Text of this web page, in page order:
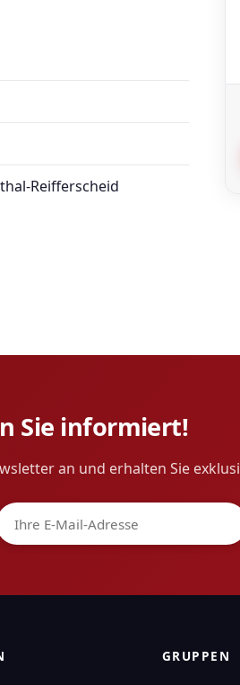
Reifferscheid
Sie informiert!
an und erhalten Sie
GRUPPEN